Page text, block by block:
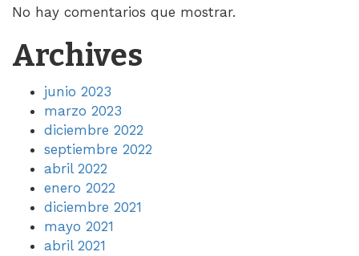
No hay comentarios que mostrar.
Archives
junio 2023
marzo 2023
diciembre 2022
septiembre 2022
abril 2022
enero 2022
diciembre 2021
mayo 2021
abril 2021